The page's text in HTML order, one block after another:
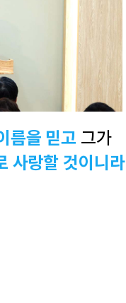
름을 믿고 그가
사랑할 것이니라